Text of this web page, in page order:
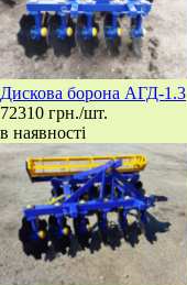
​Дискова борона АГД-1.3
72310 грн./шт.
в наявності